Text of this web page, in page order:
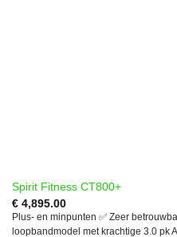
15 niveaus
3 niveaus(1)
Spirit Fitness CT800+
€4,895.00
Plus- en minpunten ✅ Zeer
loopbandmodel met krachtige 3.0 pk